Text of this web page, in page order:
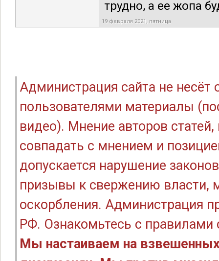
трудно, а ее жопа
19 февраля 2021, пятница
Администрация сайта не
пользователями материалы
видео). Мнение авторов
совпадать с мнением и
допускается нарушение
призывы к свержению власти,
оскорбления. Администрация
РФ. Ознакомьтесь с правилами
Мы настаиваем на